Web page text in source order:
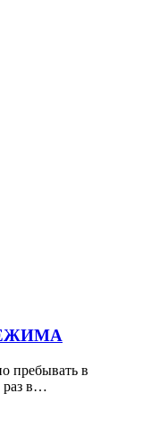
пребывать в
раз в…